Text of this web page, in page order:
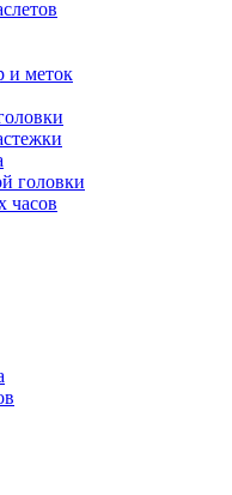
и меток
головки
часов